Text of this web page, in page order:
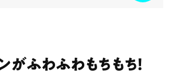
がふわふわもちもち！